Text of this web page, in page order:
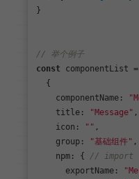
}
// 举个例子
const componentList
  {
componentName :
title : "Message" ,
icon : "" ,
group : "基础组件" ,
npm : { // import {
exportName :